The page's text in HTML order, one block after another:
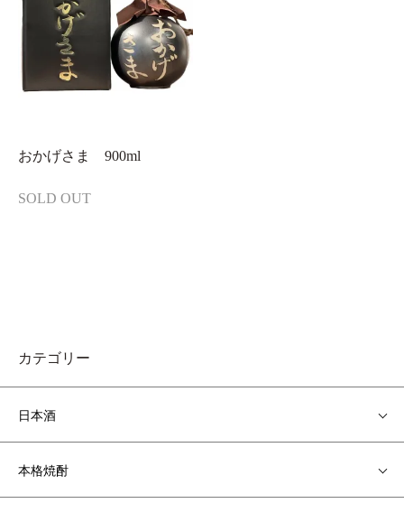
おかげさま 900ml
SOLD OUT
カテゴリー
日本酒
本格焼酎